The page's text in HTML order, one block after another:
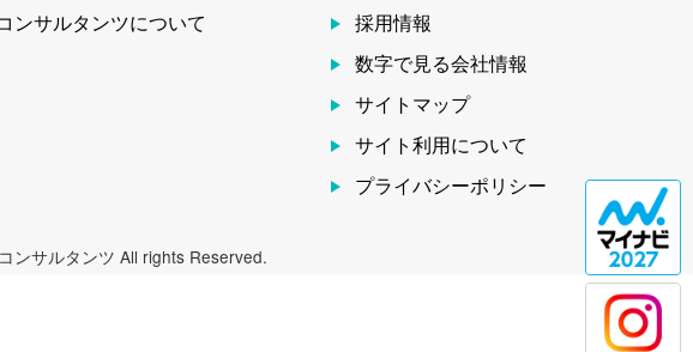
ンサルタンツについて
採用情報
数字で見る会社情報
サイトマップ
サイト利用について
プライバシーポリシー
ンサルタンツ All rights Reserved.